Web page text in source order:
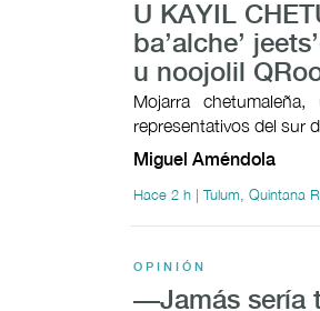
U KAYIL
ba’alche’
u noojolil
Mojarra
representativos del sur
Miguel Améndola
Hace 2 h | Tulum, Quintana
OPINIÓN
—Jamás sería